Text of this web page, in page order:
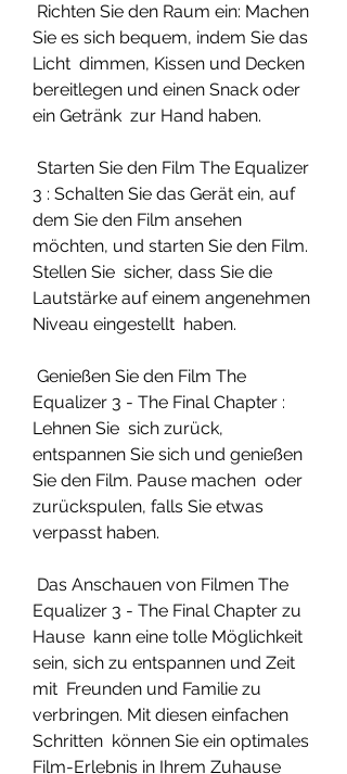
Sie es sich bequem, indem Sie das
Licht  dimmen, Kissen und Decken
bereitlegen und einen Snack oder
ein Getränk  zur Hand haben.
3 : Schalten Sie das Gerät ein, auf
dem Sie den Film ansehen
möchten, und starten Sie den Film.
Stellen Sie  sicher, dass Sie die
Lautstärke auf einem angenehmen
Niveau eingestellt  haben.
Equalizer 3 - The Final Chapter :
Lehnen Sie  sich zurück,
entspannen Sie sich und genießen
Sie den Film. Pause machen  oder
zurückspulen, falls Sie etwas
verpasst haben.
Equalizer 3 - The Final Chapter zu
Hause  kann eine tolle Möglichkeit
sein, sich zu entspannen und Zeit
mit  Freunden und Familie zu
verbringen. Mit diesen einfachen
Schritten  können Sie ein optimales
Film-Erlebnis in Ihrem Zuhause